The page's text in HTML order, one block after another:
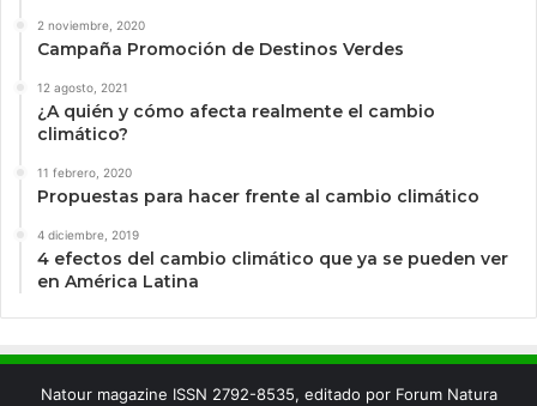
2 noviembre, 2020
Campaña Promoción de Destinos Verdes
12 agosto, 2021
¿A quién y cómo afecta realmente el cambio
climático?
11 febrero, 2020
Propuestas para hacer frente al cambio climático
4 diciembre, 2019
4 efectos del cambio climático que ya se pueden ver
en América Latina
Natour magazine ISSN 2792-8535, editado por Forum Natura